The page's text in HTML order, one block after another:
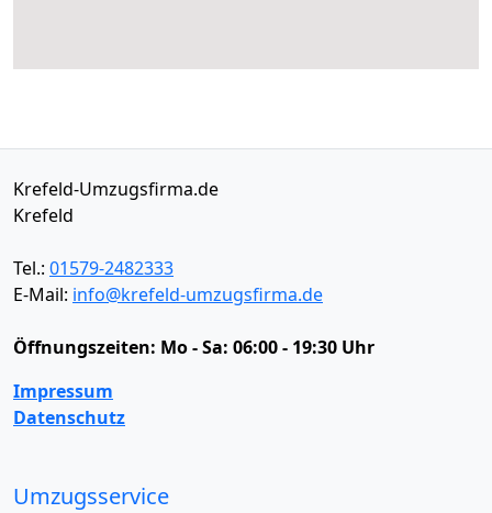
Krefeld-Umzugsfirma.de
Krefeld
Tel.: 01579-2482333
E-Mail: info@krefeld-umzugsfirma.de
Öffnungszeiten: Mo - Sa: 06:00 - 19:30 Uhr
Impressum
Datenschutz
Umzugsservice